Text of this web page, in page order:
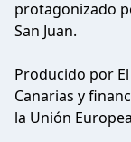
protagonizado
San Juan.
Producido por
Canarias y
la Unión